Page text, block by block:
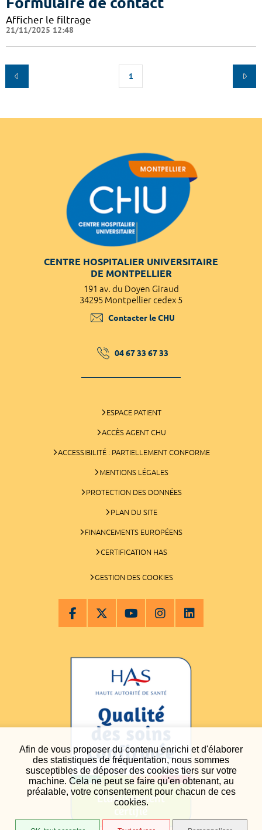
Afin de vous proposer du contenu enrichi et d'élaborer
des statistiques de fréquentation, nous sommes
susceptibles de déposer des cookies tiers sur votre
machine. Cela ne peut se faire qu'en obtenant, au
préalable, votre consentement pour chacun de ces
cookies.
Afficher le filtrage
21/11/2025 12:48
1
CENTRE HOSPITALIER UNIVERSITAIRE
DE MONTPELLIER
191 av. du Doyen Giraud
34295 Montpellier cedex 5
Contacter le CHU
04 67 33 67 33
ESPACE PATIENT
ACCÈS AGENT CHU
ACCESSIBILITÉ : PARTIELLEMENT CONFORME
MENTIONS LÉGALES
PROTECTION DES DONNÉES
PLAN DU SITE
FINANCEMENTS EUROPÉENS
CERTIFICATION HAS
GESTION DES COOKIES